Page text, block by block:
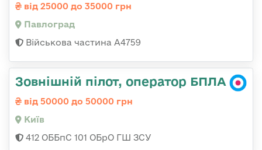
від 25000 до 35000 грн
Павлоград
Військова частина А4759
Зовнішній пілот, оператор БПЛА
від 50000 до 50000 грн
Київ
412 ОББпС 101 ОБрО ГШ ЗСУ